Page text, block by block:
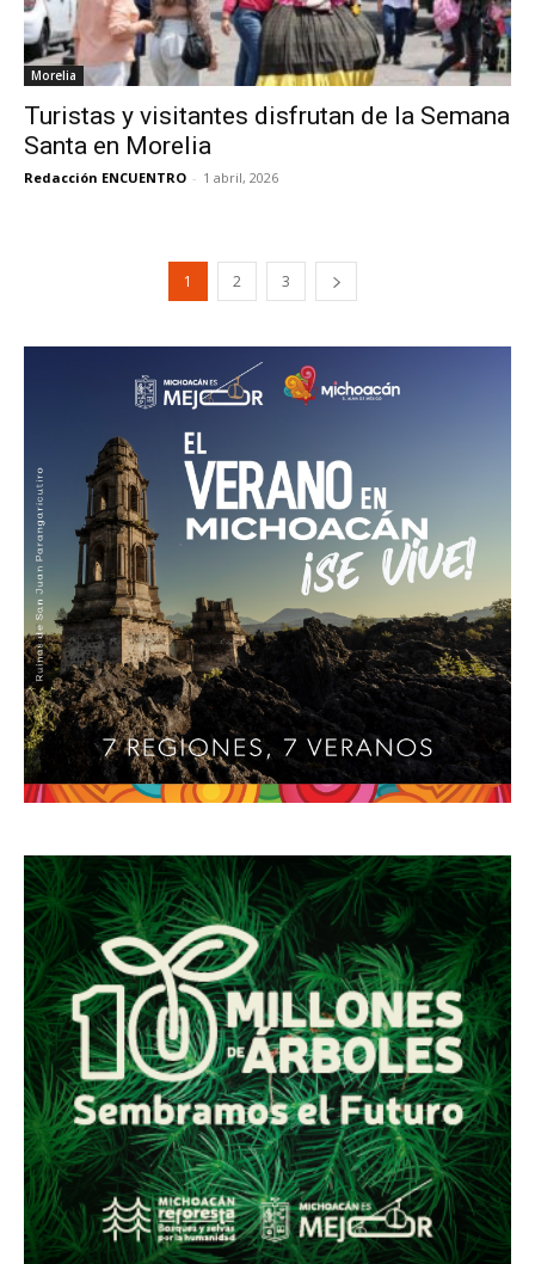
Morelia
Turistas y visitantes disfrutan de la Semana
Santa en Morelia
Redacción ENCUENTRO - 1 abril, 2026
1 2 3